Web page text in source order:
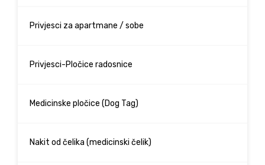
Privjesci za apartmane / sobe
Privjesci-Pločice radosnice
Medicinske pločice (Dog Tag)
Nakit od čelika (medicinski čelik)